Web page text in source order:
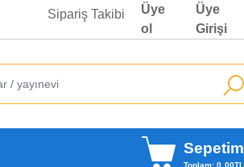
Sipariş Takibi
Üye
ol
Üye
Girişi
Sepetim
Toplam: 0 ,00TL